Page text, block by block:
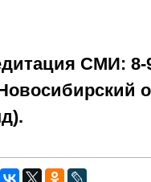
СМИ: 8-